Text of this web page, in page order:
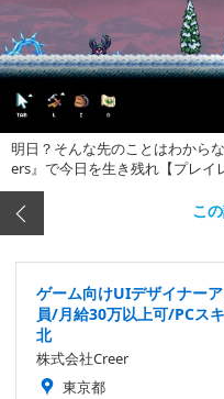
明日？そんな先のことはわから
ers』で今日を生き残れ【プレイ
こ
ゲーム向けUIデザイナー
員/月給30万以上可/PCス
北
株式会社Creer
東京都